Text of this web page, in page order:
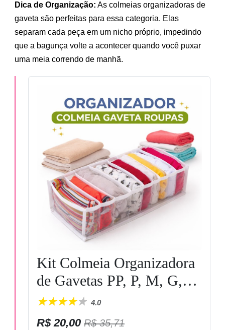
Dica de Organização: As colmeias organizadoras de
gaveta são perfeitas para essa categoria. Elas
separam cada peça em um nicho próprio, impedindo
que a bagunça volte a acontecer quando você puxar
uma meia correndo de manhã.
Kit Colmeia Organizadora
de Gavetas PP, P, M, G,
GG - Organizador de
Gavetas Guarda-Roupas
4.0
R$ 20,00 R$ 35,71